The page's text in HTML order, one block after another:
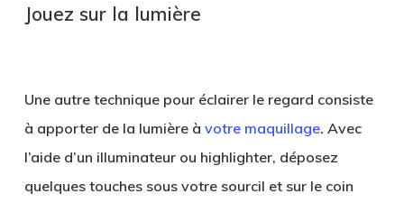
Jouez sur la lumière
Une autre technique pour éclairer le regard consiste
à apporter de la lumière à votre maquillage. Avec
l’aide d’un illuminateur ou highlighter, déposez
quelques touches sous votre sourcil et sur le coin